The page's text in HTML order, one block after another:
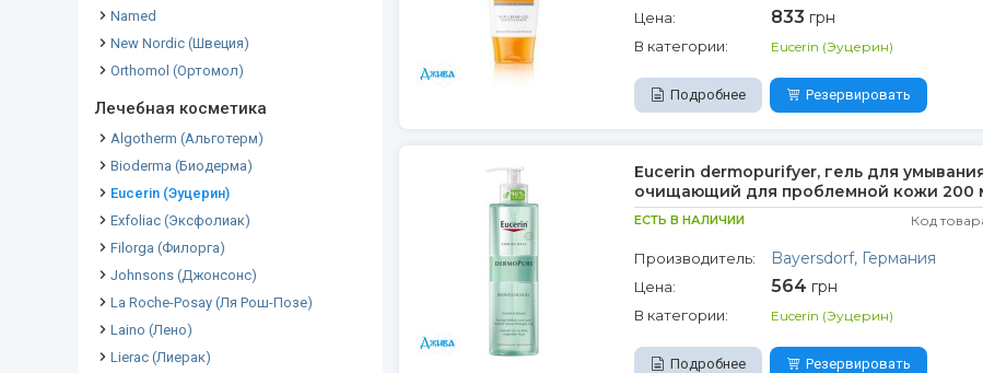
Named
New Nordic (Швеция)
Orthomol (Ортомол)
Лечебная косметика
Algotherm (Альготерм)
Bioderma (Биодерма)
Eucerin (Эуцерин)
Exfoliac (Эксфолиак)
Filorga (Филорга)
Johnsons (Джонсонс)
La Roche-Posay (Ля Рош-Позе)
Laino (Лено)
Lierac (Лиерак)
Цена: 833 грн
В категории: Eucerin (Эуцерин)
Подробнее Резервировать
Eucerin dermopurifyer, гель для
очищающий для проблемной кожи 200
ЕСТЬ В НАЛИЧИИ Код
Производитель: Bayersdorf, Германия
Цена: 564 грн
В категории: Eucerin (Эуцерин)
Подробнее Резервировать